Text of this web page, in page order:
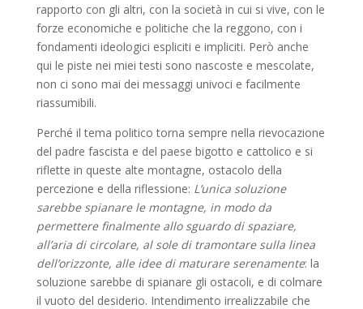
rapporto con gli altri, con la società in cui si vive, con le
forze economiche e politiche che la reggono, con i
fondamenti ideologici espliciti e impliciti. Però anche
qui le piste nei miei testi sono nascoste e mescolate,
non ci sono mai dei messaggi univoci e facilmente
riassumibili.
Perché il tema politico torna sempre nella rievocazione
del padre fascista e del paese bigotto e cattolico e si
riflette in queste alte montagne, ostacolo della
percezione e della riflessione: L’unica soluzione
sarebbe spianare le montagne, in modo da
permettere finalmente allo sguardo di spaziare,
all’aria di circolare, al sole di tramontare sulla linea
dell’orizzonte, alle idee di maturare serenamente: la
soluzione sarebbe di spianare gli ostacoli, e di colmare
il vuoto del desiderio. Intendimento irrealizzabile che